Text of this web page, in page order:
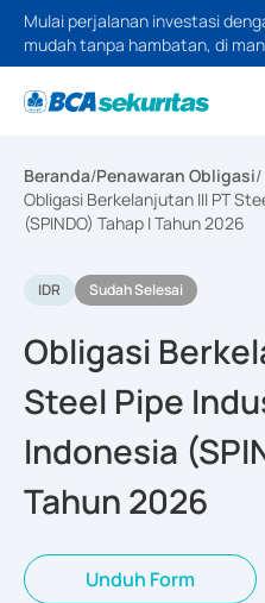
Mulai perjalanan investasi
mudah tanpa hambatan, di
Beranda/Penawaran Obligasi/
Obligasi Berkelanjutan III PT
(SPINDO) Tahap I Tahun 2026
IDR Sudah Selesai
Obligasi
Steel Pipe
Indonesia
Tahun 2026
Unduh Form